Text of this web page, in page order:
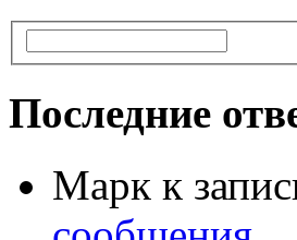
Последние
Марк к